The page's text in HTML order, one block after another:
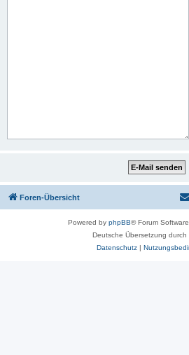
Foren-Übersicht
Powered by phpBB® Forum
Deutsche Übersetzung durch
Datenschutz|